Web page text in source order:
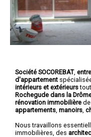
Société SOCOREBAT,
d'appartement
intérieurs et extérieurs
Rochegude dans la
rénovation immobilière de
appartements manoirs
Nous travaillons
immobilières, des